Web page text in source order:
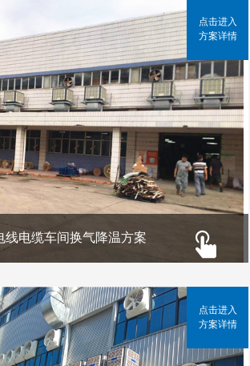
线电缆车间换气降温方案
点击进入
方案详情
点击进入
方案详情